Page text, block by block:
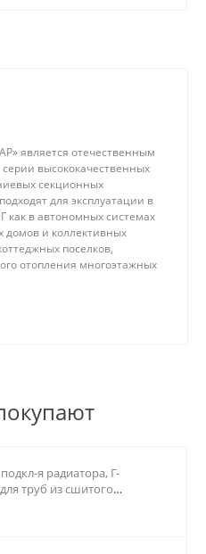
является отечественным
высококачественных
секционных
для эксплуатации в
как в автономных системах
домов и коллективных
поселков,
отопления многоэтажных
я радиатора, Г-
труб из сшитого